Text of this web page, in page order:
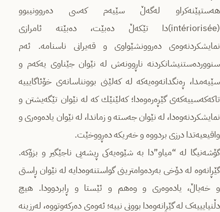
هه‌ستپێنه‌كراو لەگەڵ سێیەم کەسی ده‌روونیبوو
(intériorisée)دا تێکەڵ دەبێت، دەبێتە ئامرازی
نمایشکردنه‌وه‌ی دەروونشێواوی و قەیرانی ناسنامە. ئەم
سنوورده‌ستنیشانكردنه‌ ناڕوونه‌ش لە نێوان جێناوی یەکەم و
سێیەمدا، ڕەنگدانەوەیەکە لە كه‌لێنی بوونناسانه‌ی خۆئاگایییه‌
تاکەکەسییەکەی گێڕەره‌وه‌دا؛ كه‌لێنێك کە لە نێوان تێگەیشتن و
نمایشکردنه‌وه‌دا، لە نێوان جەستە و زماندا، لە نێوان یادەوەری و
واقیعیه‌تدا درزی بردووه‌ و خه‌ریكه‌ ده‌ڕووخێت.
گۆشه‌نیگا لە “میاو”دا بە شێوەیەکی ڕیشه‌یی ناجێگیر و بزۆكه‌.
گێڕانەوە لە دۆخی بەردەوامترینی گواستنەوەدایە لە نێوان ڕاستی
و خەیاڵ، یادەوەری و وه‌هم و ئێستا و ڕابردوودا. هیچ
دڵنیایییەک لە گێڕانەوەدا بوونی نییە؛ ئەوەی دەرکەوتووە، لەرزینه‌